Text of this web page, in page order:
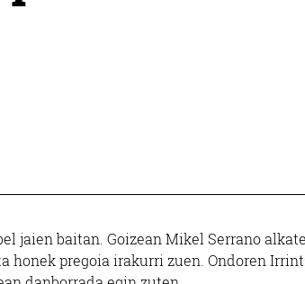
jaien baitan. Goizean Mikel Serrano
pregoia irakurri zuen. Ondoren